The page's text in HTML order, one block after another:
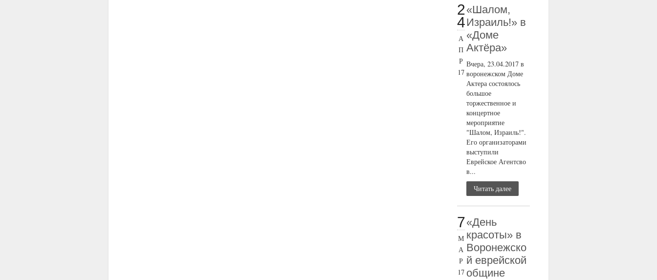
2
4
А
П
Р
17
«Шалом,
Израиль!» в
«Доме
Актёра»
Вчера, 23.04.2017 в
воронежском Доме
Актера состоялось
большое
торжественное и
концертное
мероприятие
"Шалом, Израиль!".
Его организаторами
выступили
Еврейское Агентсво
в...
Читать далее
7
М
А
Р
17
«День
красоты» в
Воронежско
й еврейской
общине